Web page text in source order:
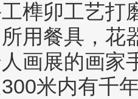
榫卯工艺打
用餐具，花
画展的画家
米内有千